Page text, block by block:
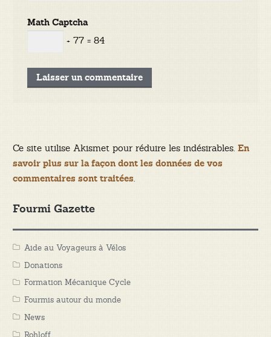
Math Captcha
+ 77 = 84
Ce site utilise Akismet pour réduire les indésirables. En
savoir plus sur la façon dont les données de vos
commentaires sont traitées.
Fourmi Gazette
Aide au Voyageurs à Vélos
Donations
Formation Mécanique Cycle
Fourmis autour du monde
News
Rohloff